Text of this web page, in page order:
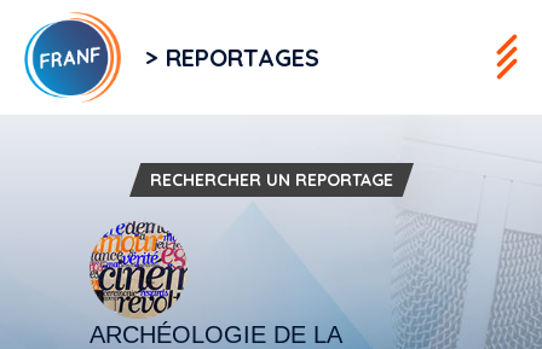
> REPORTAGES
RECHERCHER UN REPORTAGE
ARCHÉOLOGIE DE LA